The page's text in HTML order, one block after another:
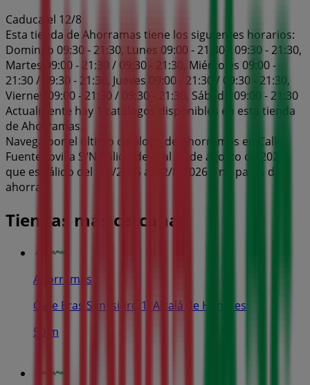
Caduca el 12/8
Esta tienda de Ahorramas tiene los siguientes horarios:
Domingo 09:30 - 21:30, Lunes 09:00 - 21:30 / 09:30 - 21:30,
Martes 09:00 - 21:30 / 09:30 - 21:30, Miércoles 09:00 -
21:30 / 09:30 - 21:30, Jueves 09:00 - 21:30 / 09:30 - 21:30,
Viernes 09:00 - 21:30 / 09:30 - 21:30, Sábado 09:00 - 21:30
Actualmente hay 1 catálogos disponibles en esta tienda
de Ahorramas.
Navega por el último catálogo de Ahorramas en Calle
Fuentenovilla S/N Válido del 6 al 12 de agosto de 2026
que es válido del 6/8/2026 al 12/8/2026 y no pares de
ahorrar.
Tiendas más cercanas
Ahorramas
Calle Eras San Isidro,1, Alcalá de Henares
50 m